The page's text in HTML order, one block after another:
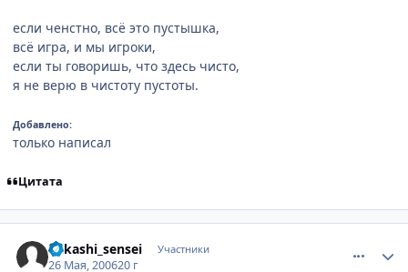
если ченстно, всё это пустышка,
всё игра, и мы игроки,
если ты говоришь, что здесь чисто,
я не верю в чистоту пустоты.
Добавлено:
только написал
Цитата
Kakashi_sensei Участники
26 Мая, 200620 г